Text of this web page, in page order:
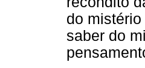
do
saber do